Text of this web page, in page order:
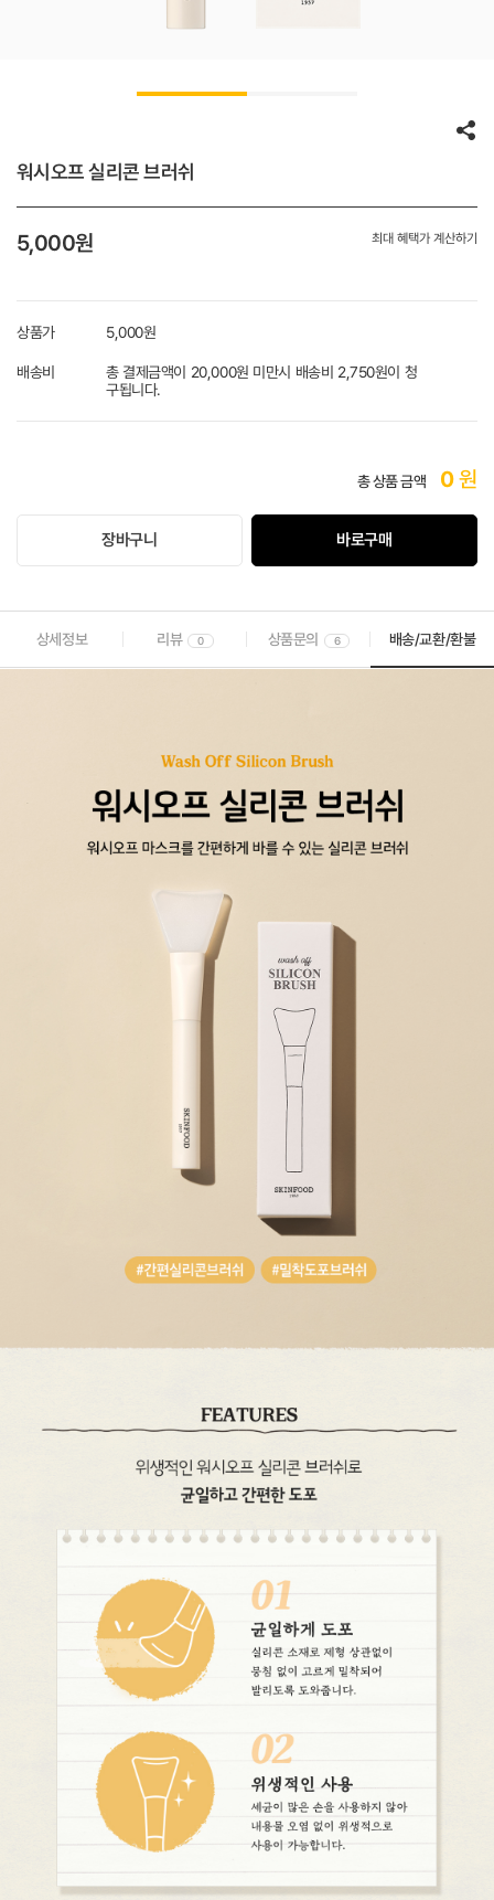
워시오프 실리콘 브러쉬
최대 혜택가 계산하기
5,000원
상품가 5,000원
배송비
총 결제금액이 20,000원 미만시 배송비 2,750원이 청
구됩니다.
총 상품 금액 0원
장바구니 바로구매
상세정보 리뷰 0 상품문의 6 배송/교환/환불